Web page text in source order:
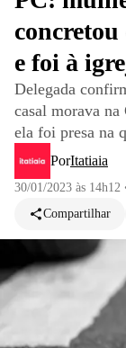
e foi à
Delegada
casal morava
ela foi presa na
PorItatiaia
30/01/2023 às 14h12
Compartilhar